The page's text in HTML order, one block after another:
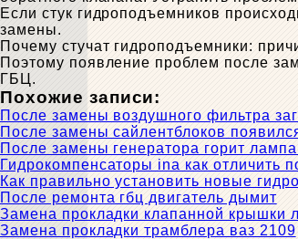
Если стук гидроподъемников
замены.
Почему стучат гидроподъемники:
Поэтому появление проблем после
ГБЦ.
Похожие записи:
После замены воздушного фильтра
После замены сайлентблоков
После замены генератора горит
Гидрокомпенсаторы ina как отличить
Как правильно установить новые
После ремонта гбц двигатель дымит
Замена прокладки клапанной крышки
Замена прокладки трамблера ваз 2109